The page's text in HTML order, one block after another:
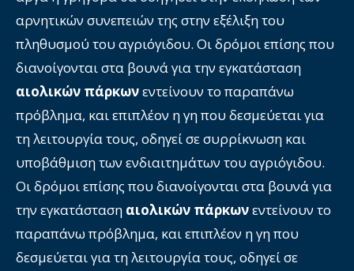
αρνητικών συνεπειών της στην εξέλιξη του
πληθυσμού του αγριόγιδου. Οι δρόμοι επίσης που
διανοίγονται στα βουνά για την εγκατάσταση
αιολικών πάρκωνεντείνουν το παραπάνω
πρόβλημα, και επιπλέον η γη που δεσμεύεται για
τη λειτουργία τους, οδηγεί σε συρρίκνωση και
υποβάθμιση των ενδιαιτημάτων του αγριόγιδου.
Οι δρόμοι επίσης που διανοίγονται στα βουνά για
την εγκατάσταση αιολικών πάρκωνεντείνουν το
παραπάνω πρόβλημα, και επιπλέον η γη που
δεσμεύεται για τη λειτουργία τους, οδηγεί σε